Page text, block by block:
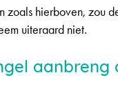
zoals hierboven, zou
uiteraard niet.